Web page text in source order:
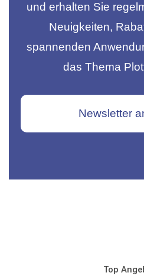
und erhalten Sie
Neuigkeiten,
spannenden
das Thema
Newsletter
Top